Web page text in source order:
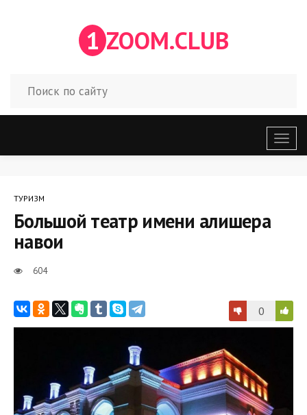
1 ZOOM.CLUB
меню
ТУРИЗМ
Большой театр имени алишера
навои
604
0